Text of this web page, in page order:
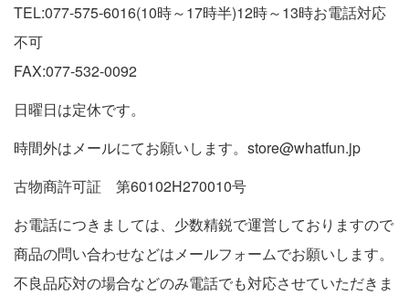
TEL:077-575-6016(10時～17時半)12時～13時お電話対応
不可
FAX:077-532-0092
日曜日は定休です。
時間外はメールにてお願いします。store@whatfun.jp
古物商許可証 第60102H270010号
お電話につきましては、少数精鋭で運営しておりますので
商品の問い合わせなどはメールフォームでお願いします。
不良品応対の場合などのみ電話でも対応させていただきま